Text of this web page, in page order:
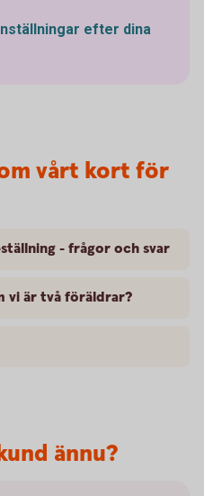
efter dina
vårt kort för
- frågor och svar
vi är två föräldrar?
ännu?